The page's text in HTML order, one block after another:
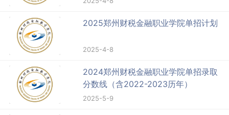
2025郑州财税金融职业学院单招计划
2025-4-8
2024郑州财税金融职业学院单招录取
分数线（含2022-2023历年）
2025-5-9